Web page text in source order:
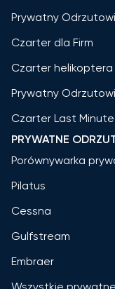
Prywatny
Czarter dla Firm
Czarter helikoptera
Prywatny
Czarter Last Minute
PRYWATNE
Porównywarka
Pilatus
Cessna
Gulfstream
Embraer